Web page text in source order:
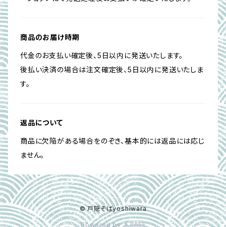
商品のお届け時期
代金のお支払い確定後、5日以内に発送いたします。
後払い決済の場合は注文確定後、5日以内に発送いたしま
す。
返品について
商品に欠陥がある場合をのぞき、基本的には返品には応じ
ません。
© 戸隠そばyoshiwara
Powered by